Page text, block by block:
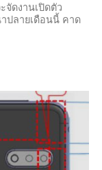
จัดงานเปิดตัว
ปลายเดือนนี้ คาด